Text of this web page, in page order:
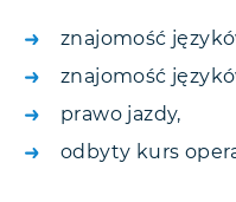
znajomość
znajomość
prawo jazdy,
odbyty kurs